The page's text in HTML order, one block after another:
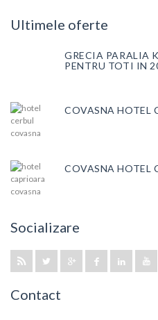
Ultimele oferte
GRECIA PARALIA
PENTRU TOTI IN
COVASNA HOTEL
COVASNA HOTEL
Socializare
Contact